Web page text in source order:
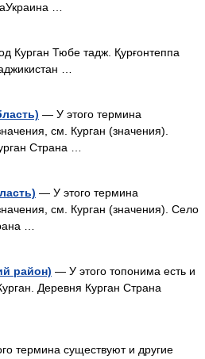
…
Курган Тюбе тадж. Қурғонтеппа
…
— У этого термина
см. Курган (значения).
Страна …
— У этого термина
см. Курган (значения). Село
…
район) — У этого топонима есть и
Деревня Курган Страна
термина существуют и другие